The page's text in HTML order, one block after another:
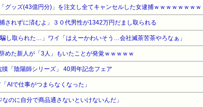
グッズ(43億円分)」を注文し全てキャンセルした女逮捕ｗｗｗｗｗｗｗｗ
されずに済むよ」３０代男性が1342万円だまし取られる
し取られた…」ワイ「はえーかわいそう…会社滅茶苦茶やろなぁ」
めた新人が「3人」もいたことが発覚ｗｗｗｗｗ
「陰陽師シリーズ」 40周年記念フェア
AIで仕事がつまらなくなった」
のに自分で商品通さないといけないんだ」